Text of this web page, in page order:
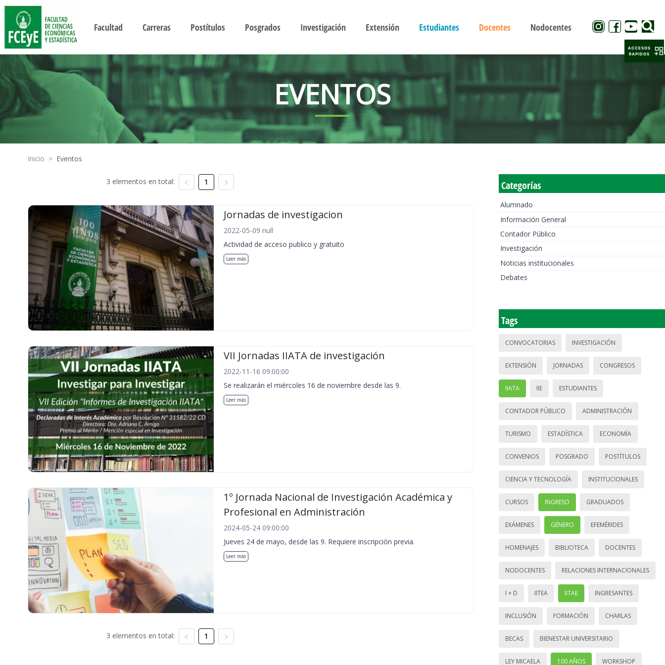
Facultad Carreras Postítulos Posgrados Investigación Extensión Estudiantes Docentes Nodocentes
EVENTOS
Inicio > Eventos
3 elementos en total: 1
Jornadas de investigacion
2022-05-09 null
Actividad de acceso publico y gratuito
Leer más
VII Jornadas IIATA de investigación
2022-11-16 09:00:00
Se realizarán el miércoles 16 de noviembre desde las 9.
Leer más
1º Jornada Nacional de Investigación Académica y
Profesional en Administración
2024-05-24 09:00:00
Jueves 24 de mayo, desde las 9. Requiere inscripción previa.
Leer más
3 elementos en total: 1
Categorías
Alumnado
Información General
Contador Público
Investigación
Noticias institucionales
Debates
Tags
CONVOCATORIAS INVESTIGACIÓN
EXTENSIÓN JORNADAS CONGRESOS
IIATA IIE ESTUDIANTES
CONTADOR PÚBLICO ADMINISTRACIÓN
TURISMO ESTADÍSTICA ECONOMÍA
CONVENIOS POSGRADO POSTÍTULOS
CIENCIA Y TECNOLOGÍA INSTITUCIONALES
CURSOS INGRESO GRADUADOS
EXÁMENES GÉNERO EFEMÉRIDES
HOMENAJES BIBLIOTECA DOCENTES
NODOCENTES RELACIONES INTERNACIONALES
I + D IITEA IITAE INGRESANTES
INCLUSIÓN FORMACIÓN CHARLAS
BECAS BIENESTAR UNIVERSITARIO
LEY MICAELA 100 AÑOS WORKSHOP
ACCESOS
RAPIDOS